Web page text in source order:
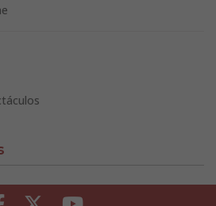
Facebook Twitter Youtube